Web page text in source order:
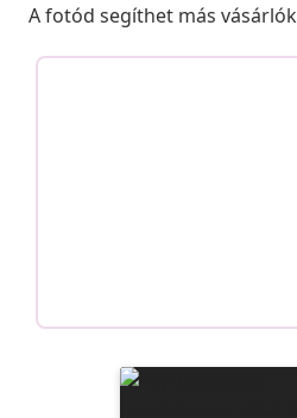
A fotód segíthet más